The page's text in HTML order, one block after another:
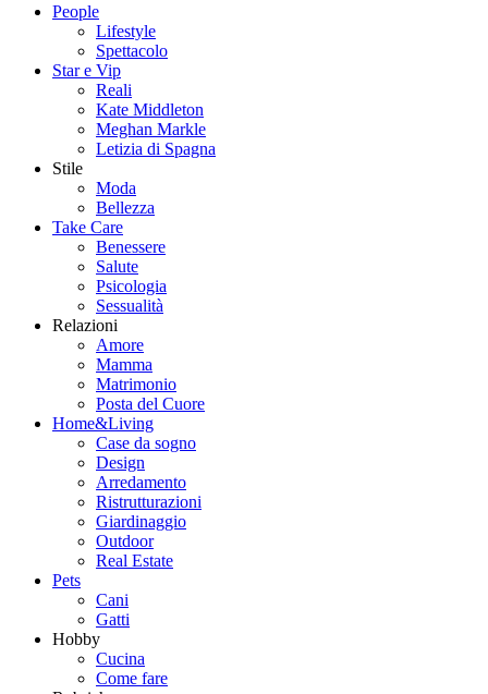
People
Lifestyle
Spettacolo
Star e Vip
Reali
Kate Middleton
Meghan Markle
Letizia di Spagna
Stile
Moda
Bellezza
Take Care
Benessere
Salute
Psicologia
Sessualità
Relazioni
Amore
Mamma
Matrimonio
Posta del Cuore
Home&Living
Case da sogno
Design
Arredamento
Ristrutturazioni
Giardinaggio
Outdoor
Real Estate
Pets
Cani
Gatti
Hobby
Cucina
Come fare